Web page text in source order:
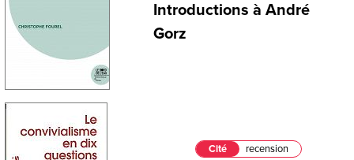
Introductions à André
Gorz
Cité recension